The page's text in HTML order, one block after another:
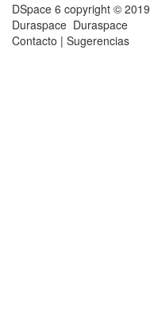
DSpace 6 copyright © 2019
Duraspace Duraspace
Contacto | Sugerencias